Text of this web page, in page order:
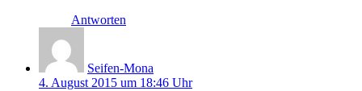
Antworten
Seifen-Mona
4. August 2015 um 18:46 Uhr